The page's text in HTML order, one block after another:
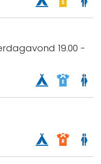
19.00 -